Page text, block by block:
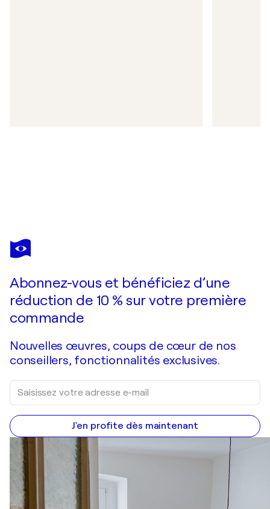
Abonnez-vous et bénéficiez d’une
réduction de 10 % sur votre première
commande
Nouvelles œuvres, coups de cœur de nos
conseillers, fonctionnalités exclusives.
J'en profite dès maintenant